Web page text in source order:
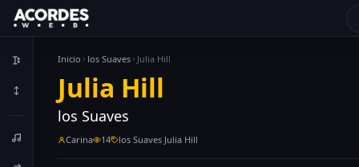
Inicio los Suaves Julia Hill
Julia Hill
los Suaves
Carina 14 los Suaves Julia Hill